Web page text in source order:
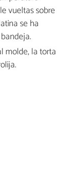
vueltas sobre
se ha
molde, la torta